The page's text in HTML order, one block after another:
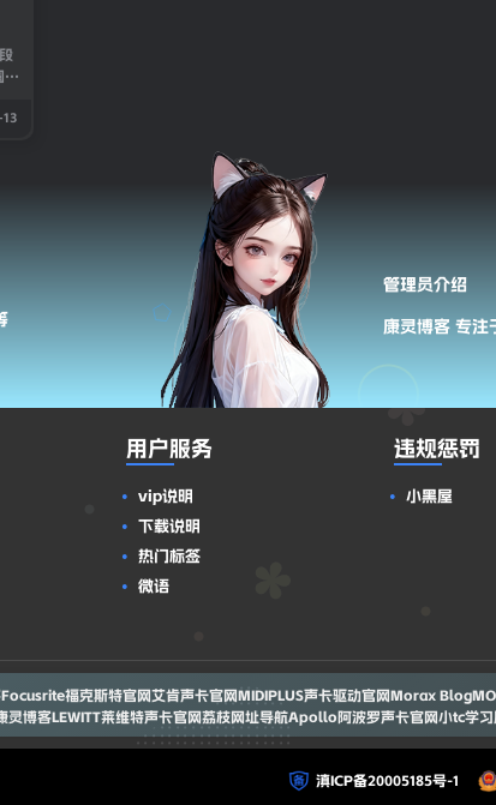
滤
混
管理员介绍
康灵博客 专注
用户服务
vip说明
下载说明
热门标签
微语
违规惩罚
小黑屋
Focusrite福克斯特官网艾肯声卡官网MIDIPLUS声卡驱动官网Morax Blog
灵博客LEWITT莱维特声卡官网荔枝网址导航Apollo阿波罗声卡官网小tc学习
滇ICP备20005185号-1